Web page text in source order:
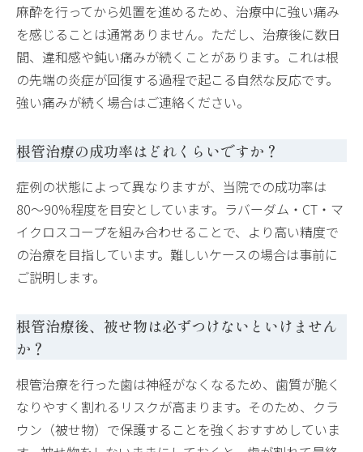
麻酔を行ってから処置を進めるため、治療中に強い痛み
を感じることは通常ありません。ただし、治療後に数日
間、違和感や鈍い痛みが続くことがあります。これは根
の先端の炎症が回復する過程で起こる自然な反応です。
強い痛みが続く場合はご連絡ください。
根管治療の成功率はどれくらいですか？
症例の状態によって異なりますが、当院での成功率は
80〜90%程度を目安としています。ラバーダム・CT・マ
イクロスコープを組み合わせることで、より高い精度で
の治療を目指しています。難しいケースの場合は事前に
ご説明します。
根管治療後、被せ物は必ずつけないといけません
か？
根管治療を行った歯は神経がなくなるため、歯質が脆く
なりやすく割れるリスクが高まります。そのため、クラ
ウン（被せ物）で保護することを強くおすすめしていま